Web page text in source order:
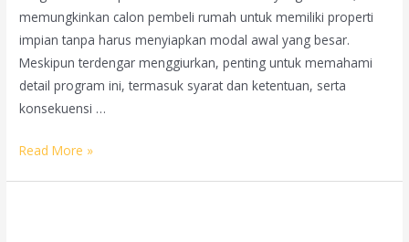
memungkinkan calon pembeli rumah untuk memiliki properti
impian tanpa harus menyiapkan modal awal yang besar.
Meskipun terdengar menggiurkan, penting untuk memahami
detail program ini, termasuk syarat dan ketentuan, serta
konsekuensi …
KPR
Read More »